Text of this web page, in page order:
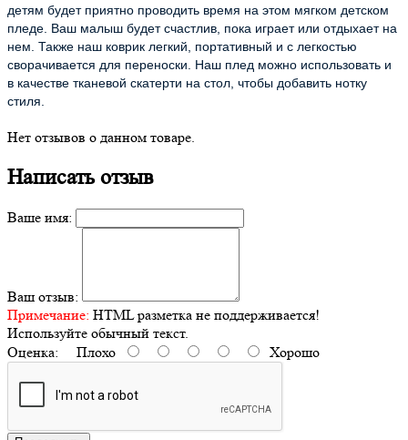
детям будет приятно проводить время на этом мягком детском
пледе. Ваш малыш будет счастлив, пока играет или отдыхает на
нем. Также наш коврик легкий, портативный и с легкостью
сворачивается для переноски. Наш плед можно использовать и
в качестве тканевой скатерти на стол, чтобы добавить нотку
стиля.
Нет отзывов о данном товаре.
Написать отзыв
Ваше имя:
Ваш отзыв:
Примечание: HTML разметка не поддерживается!
Используйте обычный текст.
Оценка: Плохо Хорошо